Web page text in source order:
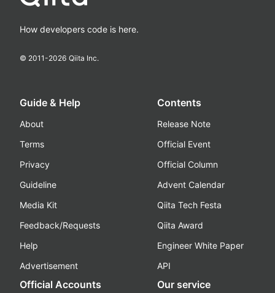
How developers code is here.
© 2011-2026 Qiita Inc.
Guide & Help
About
Terms
Privacy
Guideline
Media Kit
Feedback/Requests
Help
Advertisement
Contents
Release Note
Official Event
Official Column
Advent Calendar
Qiita Tech Festa
Qiita Award
Engineer White Paper
API
Official Accounts Our service